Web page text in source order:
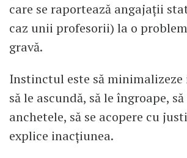
care se raportează angajații
caz unii profesorii) la o
gravă.
Instinctul este să minimalizeze
să le ascundă, să le îngroape,
anchetele, să se acopere cu
explice inacțiunea.